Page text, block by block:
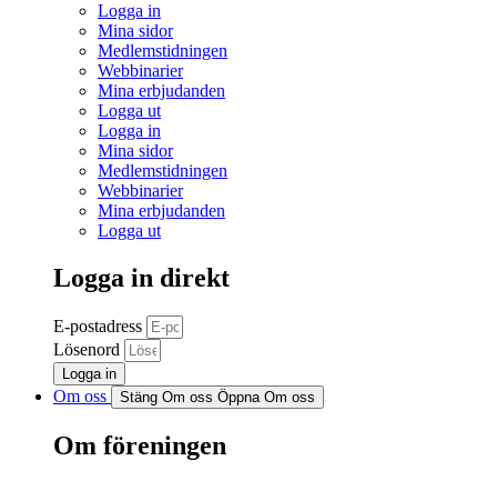
Logga in
Mina sidor
Medlemstidningen
Webbinarier
Mina erbjudanden
Logga ut
Logga in
Mina sidor
Medlemstidningen
Webbinarier
Mina erbjudanden
Logga ut
Logga in direkt
E-postadress
Lösenord
Logga in
Om oss Stäng Om oss Öppna Om oss
Om föreningen